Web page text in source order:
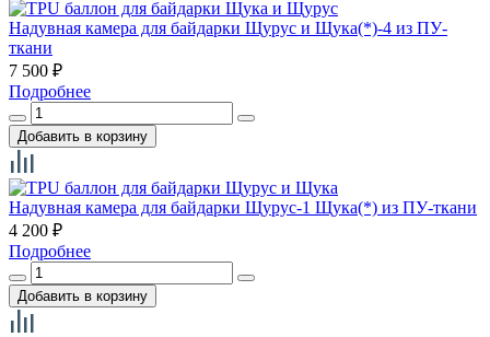
Надувная камера для байдарки Щурус и Щука(*)-4 из ПУ-
ткани
7 500 ₽
Подробнее
Надувная камера для байдарки Щурус-1 Щука(*) из ПУ-ткани
4 200 ₽
Подробнее